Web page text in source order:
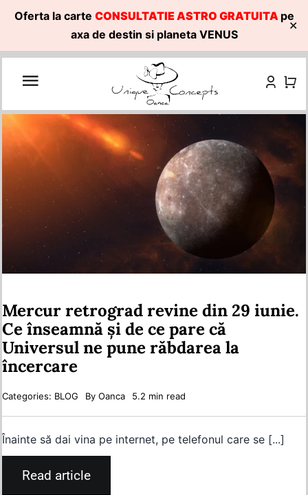
Oferta la carte CONSULTATIE ASTRO GRATUITA pe
axa de destin si planeta VENUS
✕
Skip
Mercur retrograd revine din 29 iunie.
Ce înseamnă și de ce pare că
Universul ne pune răbdarea la
încercare
Categories: BLOG By Oanca 5.2 min read
Înainte să dai vina pe internet, pe telefonul care se [...]
Read article